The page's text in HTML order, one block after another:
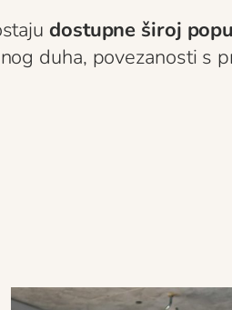
dostupne široj
duha, povezanosti s